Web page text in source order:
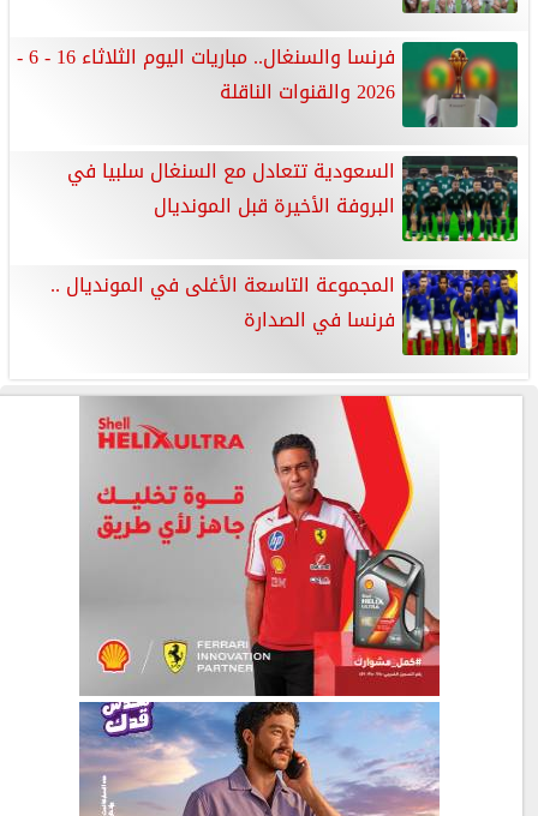
فرنسا والسنغال.. مباريات اليوم الثلاثاء 16 - 6 -
2026 والقنوات الناقلة
السعودية تتعادل مع السنغال سلبيا في
البروفة الأخيرة قبل المونديال
المجموعة التاسعة الأغلى في المونديال ..
فرنسا في الصدارة